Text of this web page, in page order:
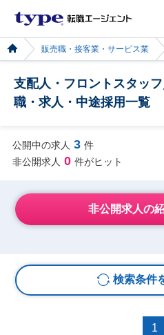
販売職・接客業・サービス業
支配人・フロントスタッ
職・求人・中途採用一覧
公開中の求人 3 件
非公開求人 0 件がヒット
非公開求人の
検索条件
1